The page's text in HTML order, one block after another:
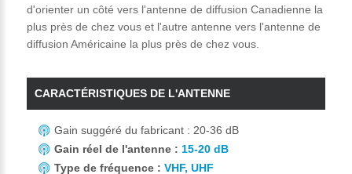
d'orienter un côté vers l'antenne de diffusion Canadienne la
plus près de chez vous et l'autre antenne vers l'antenne de
diffusion Américaine la plus près de chez vous.
CARACTÉRISTIQUES DE L'ANTENNE
Gain suggéré du fabricant : 20-36 dB
Gain réel de l'antenne : 15-20 dB
Type de fréquence : VHF, UHF